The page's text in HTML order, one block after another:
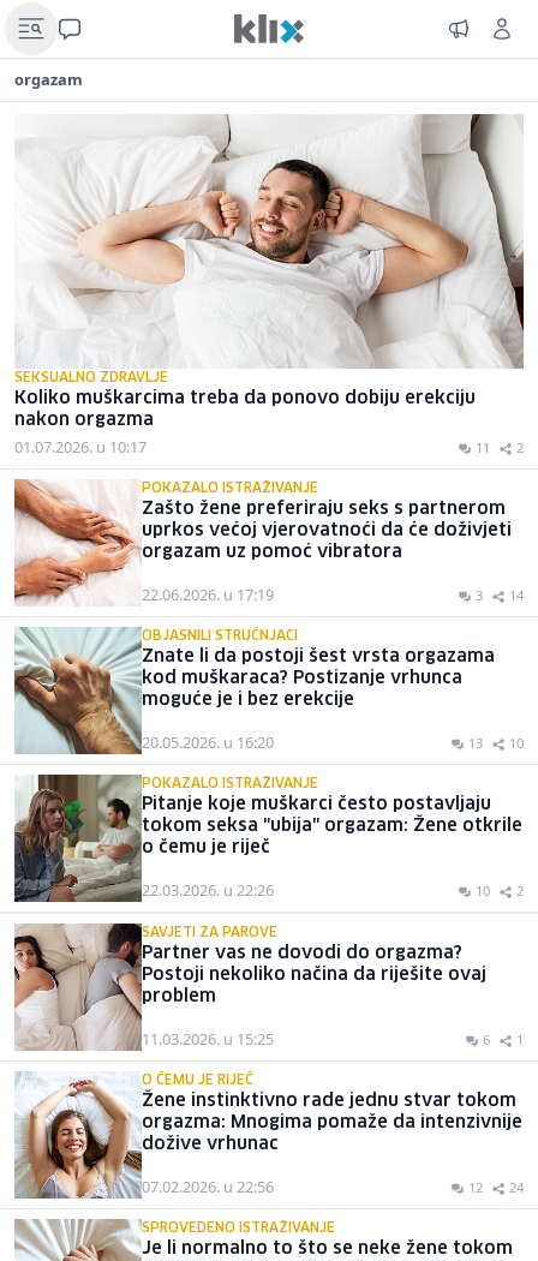
orgazam
SEKSUALNO ZDRAVLJE
Koliko muškarcima treba da ponovo dobiju erekciju
nakon orgazma
01.07.2026. u 10:17 11 2
POKAZALO ISTRAŽIVANJE
Zašto žene preferiraju seks s partnerom
uprkos većoj vjerovatnoći da će doživjeti
orgazam uz pomoć vibratora
22.06.2026. u 17:19 3 14
OBJASNILI STRUČNJACI
Znate li da postoji šest vrsta orgazama
kod muškaraca? Postizanje vrhunca
moguće je i bez erekcije
20.05.2026. u 16:20 13 10
POKAZALO ISTRAŽIVANJE
Pitanje koje muškarci često postavljaju
tokom seksa "ubija" orgazam: Žene otkrile
o čemu je riječ
22.03.2026. u 22:26 10 2
SAVJETI ZA PAROVE
Partner vas ne dovodi do orgazma?
Postoji nekoliko načina da riješite ovaj
problem
11.03.2026. u 15:25 6 1
O ČEMU JE RIJEČ
Žene instinktivno rade jednu stvar tokom
orgazma: Mnogima pomaže da intenzivnije
dožive vrhunac
07.02.2026. u 22:56 12 24
SPROVEDENO ISTRAŽIVANJE
Je li normalno to što se neke žene tokom